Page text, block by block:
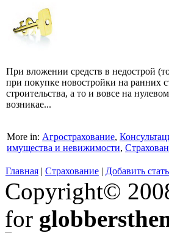
При вложении средств в недострой
при покупке новостройки на ранних
строительства, а то и вовсе на
возникае...
More in: Агрострахование,
имущества и невижимости,
Главная | Страхование | Добавить
Copyright©
for